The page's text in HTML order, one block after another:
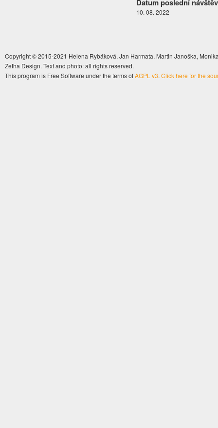
Datum poslední
10. 08. 2022
Copyright © 2015-2021 Helena Rybáková, Jan Harmata, Martin Janoška,
Zetha Design. Text and photo: all rights reserved.
This program is Free Software under the terms ofAGPL v3. Click here for the